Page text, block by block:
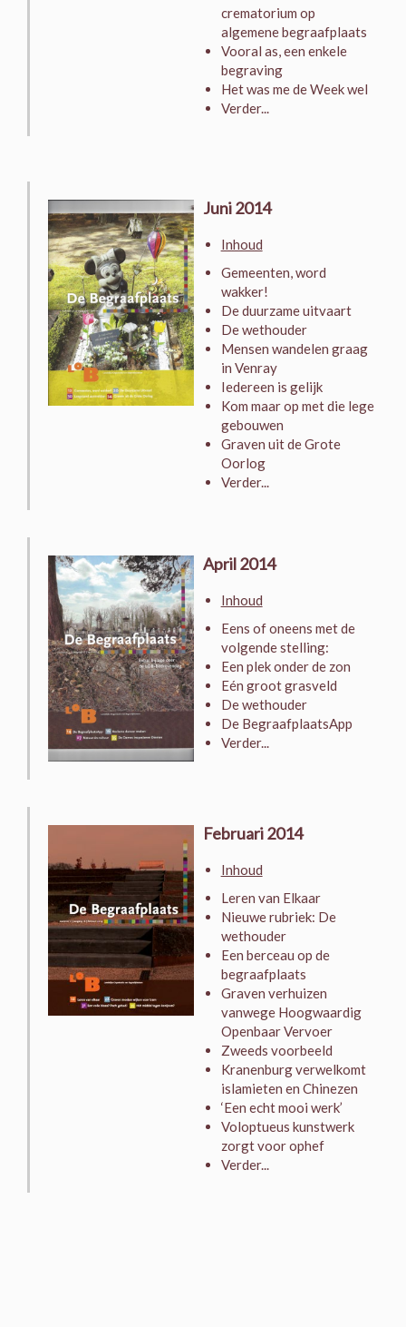
crematorium op
algemene begraafplaats
Vooral as, een enkele
begraving
Het was me de Week wel
Verder...
Juni 2014
Inhoud
Gemeenten, word
wakker!
De duurzame uitvaart
De wethouder
Mensen wandelen graag
in Venray
Iedereen is gelijk
Kom maar op met die lege
gebouwen
Graven uit de Grote
Oorlog
Verder...
April 2014
Inhoud
Eens of oneens met de
volgende stelling:
Een plek onder de zon
Eén groot grasveld
De wethouder
De BegraafplaatsApp
Verder...
Februari 2014
Inhoud
Leren van Elkaar
Nieuwe rubriek: De
wethouder
Een berceau op de
begraafplaats
Graven verhuizen
vanwege Hoogwaardig
Openbaar Vervoer
Zweeds voorbeeld
Kranenburg verwelkomt
islamieten en Chinezen
‘Een echt mooi werk’
Voloptueus kunstwerk
zorgt voor ophef
Verder...